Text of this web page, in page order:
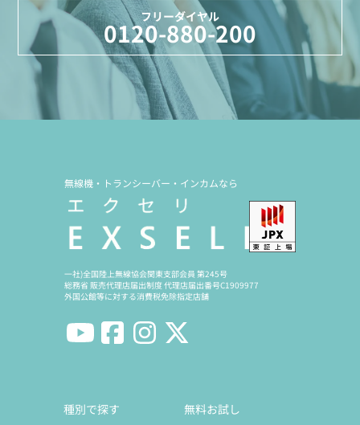
フリーダイヤル
0120-880-200
無線機・トランシーバー・インカムなら
一社)全国陸上無線協会関東支部会員 第245号
総務省 販売代理店届出制度 代理店届出番号C1909977
外国公館等に対する消費税免除指定店舗
種別で探す
無料お試し